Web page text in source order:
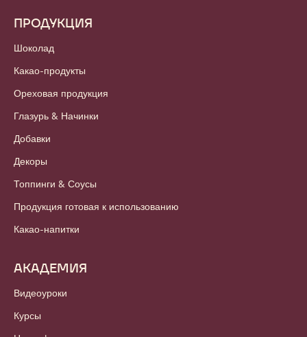
ПРОДУКЦИЯ
Шоколад
Какао-продукты
Ореховая продукция
Глазурь & Начинки
Добавки
Декоры
Топпинги & Соусы
Продукция готовая к использованию
Какао-напитки
АКАДЕМИЯ
Видеоуроки
Курсы